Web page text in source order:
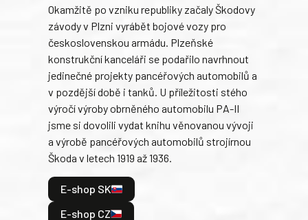
Okamžitě po vzniku republiky začaly Škodovy
závody v Plzni vyrábět bojové vozy pro
československou armádu. Plzeňské
konstrukční kanceláři se podařilo navrhnout
jedinečné projekty pancéřových automobilů a
v pozdější době i tanků. U příležitosti stého
výročí výroby obrněného automobilu PA-II
jsme si dovolili vydat knihu věnovanou vývoji
a výrobě pancéřových automobilů strojírnou
Škoda v letech 1919 až 1936.
E-shop SK
E-shop CZ